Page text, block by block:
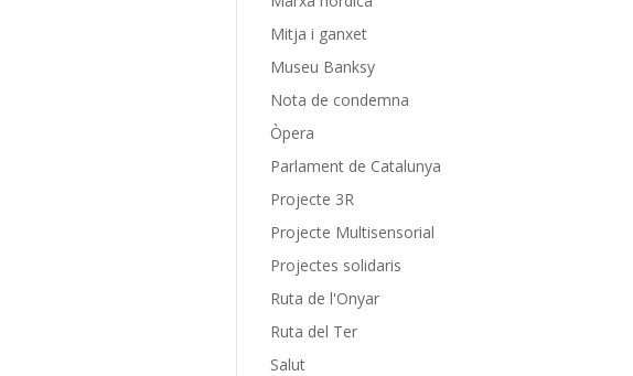
Mitja i ganxet
Museu Banksy
Nota de condemna
Òpera
Parlament de Catalunya
Projecte 3R
Projecte Multisensorial
Projectes solidaris
Ruta de l'Onyar
Ruta del Ter
Salut